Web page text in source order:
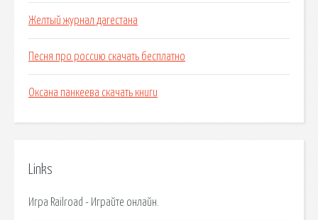
Желтый журнал дагестана
Песня про россию скачать бесплатно
Оксана панкеева скачать книги
Links
Игра Railroad - Играйте онлайн.